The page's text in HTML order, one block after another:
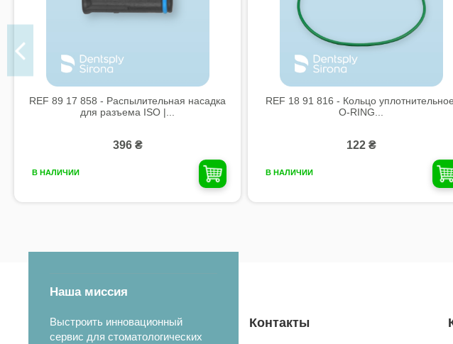
REF 89 17 858 - Распылительная насадка
для разъема ISO |...
396 ₴
В НАЛИЧИИ
REF 18 91 816 - Кольцо уплотнительное,
O-RING...
122 ₴
В НАЛИЧИИ
Наша миссия
Выстроить инновационный
сервис для стоматологических
Контакты